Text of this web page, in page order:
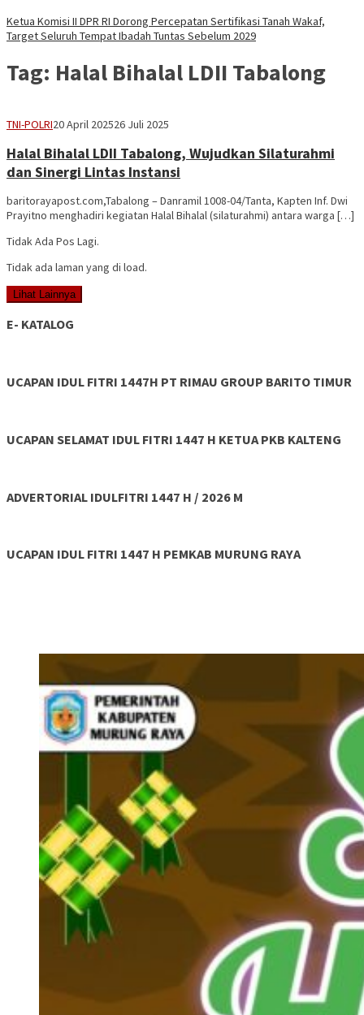
Ketua Komisi II DPR RI Dorong Percepatan Sertifikasi Tanah Wakaf,
Target Seluruh Tempat Ibadah Tuntas Sebelum 2029
Tag: Halal Bihalal LDII Tabalong
TNI-POLRIadminbrp
20 April 202526 Juli 2025
Halal Bihalal LDII Tabalong, Wujudkan Silaturahmi
dan Sinergi Lintas Instansi
baritorayapost.com,Tabalong – Danramil 1008-04/Tanta, Kapten Inf. Dwi
Prayitno menghadiri kegiatan Halal Bihalal (silaturahmi) antara warga […]
Tidak Ada Pos Lagi.
Tidak ada laman yang di load.
Lihat Lainnya
E- KATALOG
UCAPAN IDUL FITRI 1447H PT RIMAU GROUP BARITO TIMUR
UCAPAN SELAMAT IDUL FITRI 1447 H KETUA PKB KALTENG
ADVERTORIAL IDULFITRI 1447 H / 2026 M
UCAPAN IDUL FITRI 1447 H PEMKAB MURUNG RAYA